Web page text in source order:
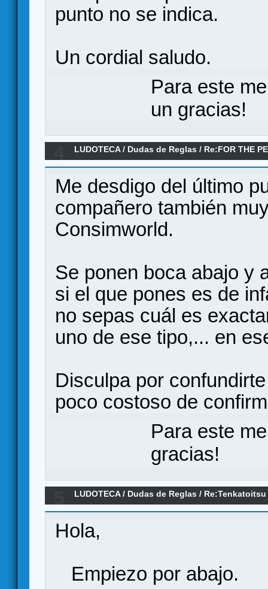
punto no se indica.
Un cordial saludo.
Para este
un gracias!
LUDOTECA/ Dudas de Reglas / Re:FOR THE
Me desdigo del último
compañero también
Consimworld.
Se ponen boca abajo y
si el que pones es de
no sepas cuál es
uno de ese tipo,... en
Disculpa por
poco costoso de
Para este
gracias!
LUDOTECA/ Dudas de Reglas /
Hola,
Empiezo por abajo.